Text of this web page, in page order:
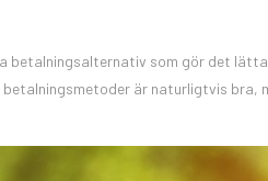
betalningsalternativ som gör det
är naturligtvis bra,